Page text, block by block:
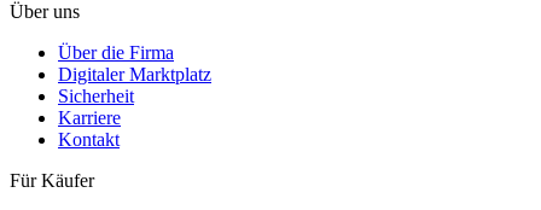
Über uns
Über die Firma
Digitaler Marktplatz
Sicherheit
Karriere
Kontakt
Für Käufer